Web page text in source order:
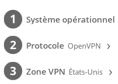
1 Système opérationnel
2 Protocole OpenVPN ›
3 Zone VPN États-Unis ›